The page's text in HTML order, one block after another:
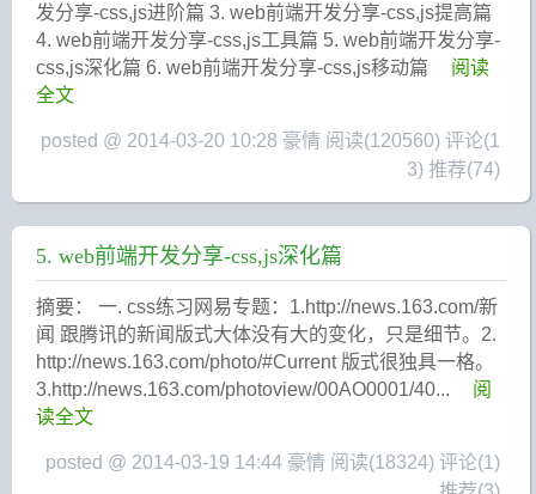
发分享-css,js进阶篇 3. web前端开发分享-css,js提高篇
4. web前端开发分享-css,js工具篇 5. web前端开发分享-
css,js深化篇 6. web前端开发分享-css,js移动篇
阅读
全文
posted @ 2014-03-20 10:28 豪情 阅读(120560) 评论(1
3) 推荐(74)
5. web前端开发分享-css,js深化篇
摘要： 一. css练习网易专题：1.http://news.163.com/新
闻 跟腾讯的新闻版式大体没有大的变化，只是细节。2.
http://news.163.com/photo/#Current 版式很独具一格。
3.http://news.163.com/photoview/00AO0001/40...
阅
读全文
posted @ 2014-03-19 14:44 豪情 阅读(18324) 评论(1)